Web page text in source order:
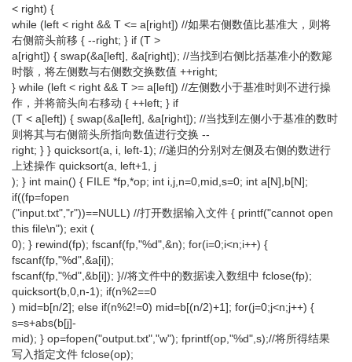
< right) {
while (left < right && T <= a[right]) //如果右侧数值比基准大，则将
右侧箭头前移 { --right; } if (T >
a[right]) { swap(&a[left], &a[right]); //当找到右侧比括基准小的数簓
时骸，将左侧数与右侧数交换数值 ++right;
} while (left < right && T >= a[left]) //左侧数小于基准时则不进行操
作，并将箭头向右移动 { ++left; } if
(T < a[left]) { swap(&a[left], &a[right]); //当找到左侧小于基准的数时
则将其与右侧箭头所指向数值进行交换 --
right; } } quicksort(a, i, left-1); //递归的分别对左侧及右侧的数进行
上述操作 quicksort(a, left+1, j
); } int main() { FILE *fp,*op; int i,j,n=0,mid,s=0; int a[N],b[N];
if((fp=fopen
("input.txt","r"))==NULL) //打开数据输入文件 { printf("cannot open
this file\n"); exit (
0); } rewind(fp); fscanf(fp,"%d",&n); for(i=0;i<n;i++) {
fscanf(fp,"%d",&a[i]);
fscanf(fp,"%d",&b[i]); }//将文件中的数据读入数组中 fclose(fp);
quicksort(b,0,n-1); if(n%2==0
) mid=b[n/2]; else if(n%2!=0) mid=b[(n/2)+1]; for(j=0;j<n;j++) {
s=s+abs(b[j]-
mid); } op=fopen("output.txt","w"); fprintf(op,"%d",s);//将所得结果
写入指定文件 fclose(op);